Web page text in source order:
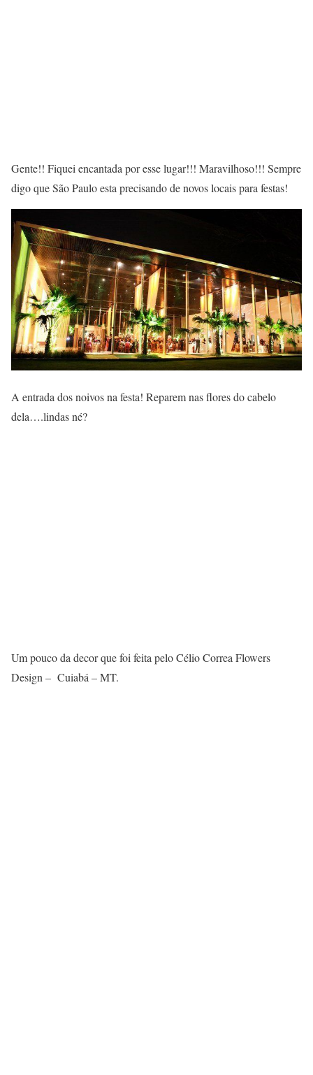
Gente!! Fiquei encantada por esse lugar!!! Maravilhoso!!! Sempre
digo que São Paulo esta precisando de novos locais para festas!
A entrada dos noivos na festa! Reparem nas flores do cabelo
dela….lindas né?
Um pouco da decor que foi feita pelo Célio Correa Flowers
Design – Cuiabá – MT.